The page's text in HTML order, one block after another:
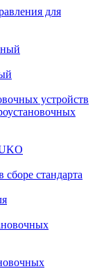
для
устройств
стандарта